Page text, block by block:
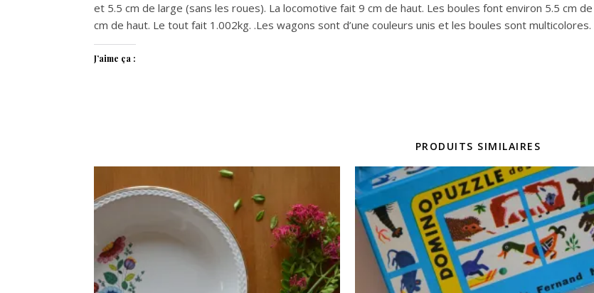
et 5.5 cm de large (sans les roues). La locomotive fait 9 cm de haut. Les boules font environ 5.5 cm
cm de haut. Le tout fait 1.002kg. .Les wagons sont d’une couleurs unis et les boules sont multicolores.
J’aime ça :
PRODUITS SIMILAIRES